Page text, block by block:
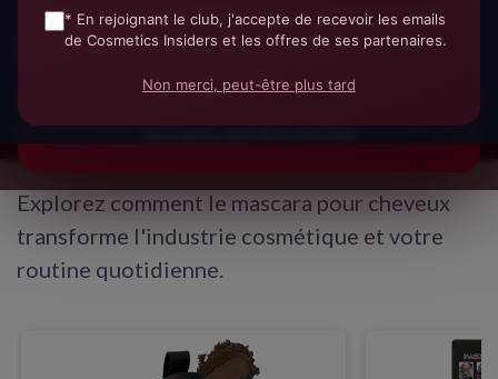
Sarah Da Silva
16 août 2025
Partager cette page
Explorez comment le mascara pour cheveux
transforme l'industrie cosmétique et votre
routine quotidienne.
* En remplissant ce formulaire, j'accepte d'être
Insiders et ses partenaires.
Non merci, peut-être plus tard
* En rejoignant le club, j'accepte de recevoir les emails
de Cosmetics Insiders et les offres de ses partenaires.
Non merci, peut-être plus tard